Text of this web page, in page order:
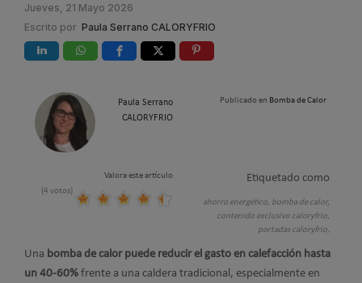
Jueves, 21 Mayo 2026
Escrito por Paula Serrano CALORYFRIO
Paula Serrano
CALORYFRIO
Publicado en Bomba de Calor
Valora este artículo
(4 votos)
Etiquetado como
ahorro energético, bomba de calor,
contenido exclusivo caloryfrio,
portadas caloryfrio,
Una bomba de calor puede reducir el gasto en calefacción hasta
un 40-60% frente a una caldera tradicional, especialmente en